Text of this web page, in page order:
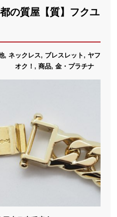
の質屋【質】フクユ
, ネックレス, ブレスレット , ヤフ
オク！ , 商品, 金・プラチナ